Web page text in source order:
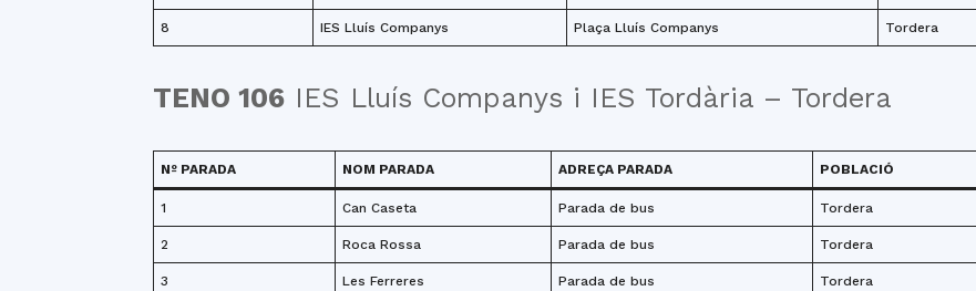
8 IES Lluís Companys Plaça Lluís Companys Tordera
TENO 106 IES Lluís Companys i IES Tordària – Tordera
Nº PARADA NOM PARADA ADREÇA PARADA POBLACIÓ
1 Can Caseta Parada de bus Tordera
2 Roca Rossa Parada de bus Tordera
3 Les Ferreres Parada de bus Tordera